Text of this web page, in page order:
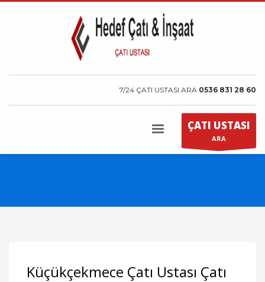
7/24 ÇATI USTASI ARA 0536 831 28 60
ÇATI USTASI
ARA
Küçükçekmece Çatı Ustası Çatı